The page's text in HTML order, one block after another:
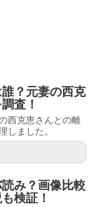
？元妻の西克
査！
西克恵さんとの離
しました。
み？画像比較
検証！